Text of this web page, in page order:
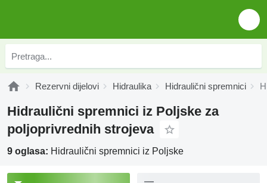
Rezervni dijelovi Hidraulika Hidraulični spremnici
Hidraulični spremnici iz Poljske za
poljoprivrednih strojeva
9 oglasa: Hidraulični spremnici iz Poljske